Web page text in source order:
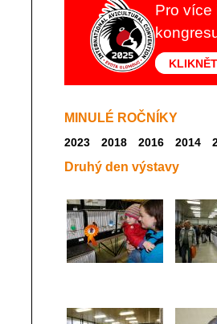
Pro více
MINULÉ ROČNÍKY
2023 2018 2016 2014
Druhý den výstavy